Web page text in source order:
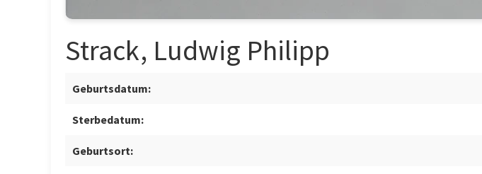
Strack, Ludwig Philipp
Geburtsdatum:
Sterbedatum:
Geburtsort: